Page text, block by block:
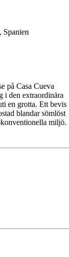
Spanien
på Casa Cueva
i den extraordinära
en grotta. Ett bevis
blandar sömlöst
miljö.